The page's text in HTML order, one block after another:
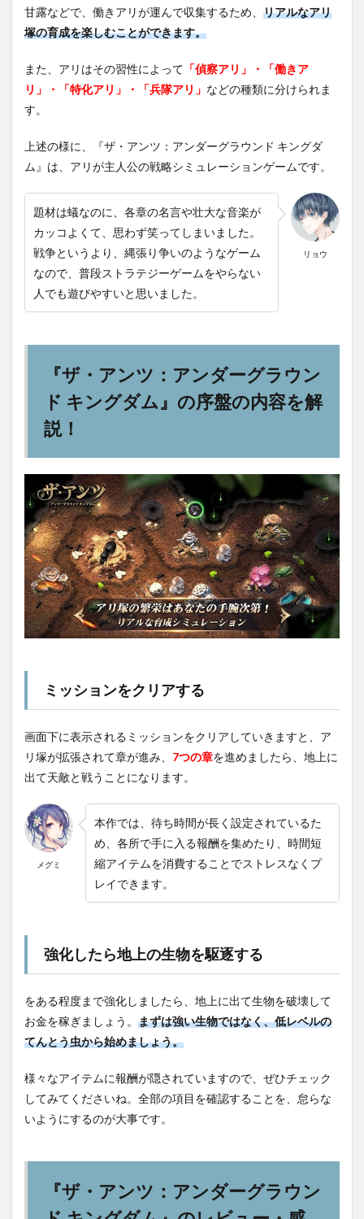
甘露などで、働きアリが運んで収集するため、 リアルなアリ
塚の育成を楽しむことができます。
また、アリはその習性によって 「偵察アリ」・「働きア
リ」・「特化アリ」・「兵隊アリ」 などの種類に分けられま
す。
上述の様に、『ザ・アンツ：アンダーグラウンド キングダ
ム』は、アリが主人公の戦略シミュレーションゲームです。
リョウ
題材は蟻なのに、各章の名言や壮大な音楽が
カッコよくて、思わず笑ってしまいました。
戦争というより、縄張り争いのようなゲーム
なので、普段ストラテジーゲームをやらない
人でも遊びやすいと思いました。
『ザ・アンツ：アンダーグラウン
ド キングダム』の序盤の内容を解
説！
ミッションをクリアする
画面下に表示されるミッションをクリアしていきますと、ア
リ塚が拡張されて章が進み、 7つの章を進めましたら、地上に
出て天敵と戦うことになります。
メグミ
本作では、待ち時間が長く設定されているた
め、各所で手に入る報酬を集めたり、時間短
縮アイテムを消費することでストレスなくプ
レイできます。
強化したら地上の生物を駆逐する
をある程度まで強化しましたら、地上に出て生物を破壊して
お金を稼ぎましょう。 まずは強い生物ではなく、低レベルの
てんとう虫から始めましょう。
様々なアイテムに報酬が隠されていますので、ぜひチェック
してみてくださいね。全部の項目を確認することを、怠らな
いようにするのが大事です。
『ザ・アンツ：アンダーグラウン